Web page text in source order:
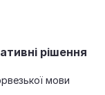
рішення
мови